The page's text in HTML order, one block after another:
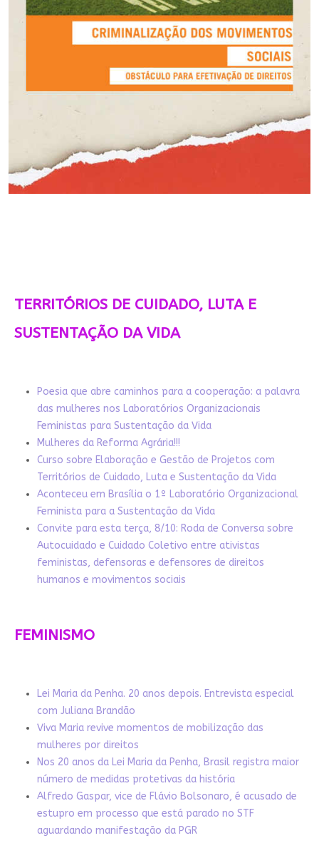
TERRITÓRIOS DE CUIDADO, LUTA E
SUSTENTAÇÃO DA VIDA
Poesia que abre caminhos para a cooperação: a palavra
das mulheres nos Laboratórios Organizacionais
Feministas para Sustentação da Vida
Mulheres da Reforma Agrária!!!
Curso sobre Elaboração e Gestão de Projetos com
Territórios de Cuidado, Luta e Sustentação da Vida
Aconteceu em Brasília o 1º Laboratório Organizacional
Feminista para a Sustentação da Vida
Convite para esta terça, 8/10: Roda de Conversa sobre
Autocuidado e Cuidado Coletivo entre ativistas
feministas, defensoras e defensores de direitos
humanos e movimentos sociais
FEMINISMO
Lei Maria da Penha. 20 anos depois. Entrevista especial
com Juliana Brandão
Viva Maria revive momentos de mobilização das
mulheres por direitos
Nos 20 anos da Lei Maria da Penha, Brasil registra maior
número de medidas protetivas da história
Alfredo Gaspar, vice de Flávio Bolsonaro, é acusado de
estupro em processo que está parado no STF
aguardando manifestação da PGR